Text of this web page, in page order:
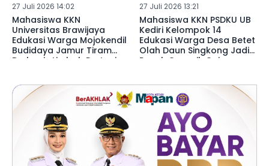
27 Juli 2026 14:02
Mahasiswa KKN
Universitas Brawijaya
Edukasi Warga Mojokendil
Budidaya Jamur Tiram
Berbasis Limbah Pertanian
27 Juli 2026 13:21
Mahasiswa KKN PSDKU UB
Kediri Kelompok 14
Edukasi Warga Desa Betet
Olah Daun Singkong Jadi
Pupuk Organik Cair